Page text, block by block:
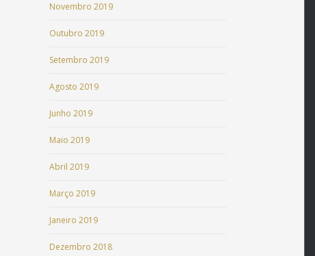
Novembro 2019
Outubro 2019
Setembro 2019
Agosto 2019
Junho 2019
Maio 2019
Abril 2019
Março 2019
Janeiro 2019
Dezembro 2018